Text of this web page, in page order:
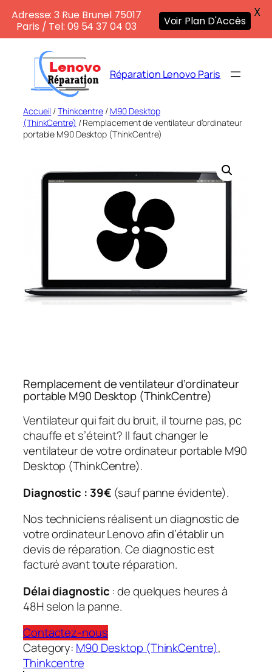
contenu
Réparation Lenovo Paris
Accueil /Thinkcentre/ M90 Desktop
(ThinkCentre) / Remplacement de ventilateur d’ordinateur
portable M90 Desktop (ThinkCentre)
Remplacement de ventilateur d’ordinateur
portable M90 Desktop (ThinkCentre)
Ventilateur qui fait du bruit, il tourne pas, pc
chauffe et s’éteint? Il faut changer le
ventilateur de votre ordinateur portable M90
Desktop (ThinkCentre).
Diagnostic : 39€ (sauf panne évidente).
Nos techniciens réalisent un diagnostic de
votre ordinateur Lenovo afin d’établir un
devis de réparation. Ce diagnostic est
facturé avant toute réparation.
Délai diagnostic : de quelques heures à
48H selon la panne.
Contactez-nous
Category: M90 Desktop (ThinkCentre)
Thinkcentre
Adresse: 3 Rue Brunel 75017
Paris / Tel: 09 54 37 04 03
Voir Plan D'Accès
X